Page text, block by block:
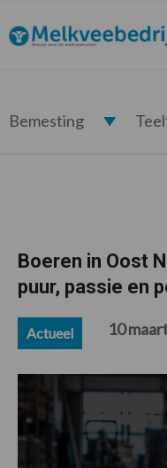
de
hoofdnavigatie
de
hoofd
de
eerste
de
voettekst
Melkveebedrijf.nl
Bemesting
Boeren in Oost
puur, passie en
Actueel 10